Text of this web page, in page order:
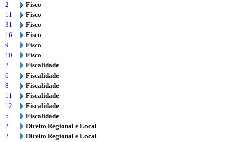
2
Fisco
11
Fisco
31
Fisco
16
Fisco
9
Fisco
10
Fisco
2
Fiscalidade
6
Fiscalidade
8
Fiscalidade
11
Fiscalidade
12
Fiscalidade
5
Fiscalidade
2
Direito Regional e Local
2
Direito Regional e Local